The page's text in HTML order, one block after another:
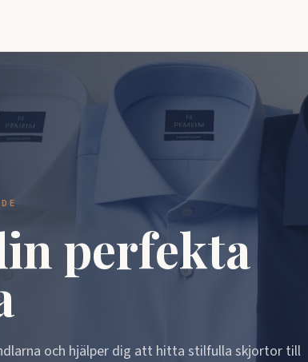
perfekta
och hjälper dig att hitta stilfulla skjortor till